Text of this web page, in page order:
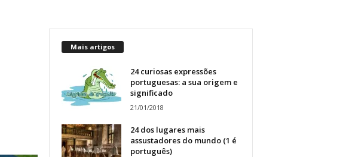
Mais artigos
24 curiosas expressões
portuguesas: a sua origem e
significado
21/01/2018
24 dos lugares mais
assustadores do mundo (1 é
português)